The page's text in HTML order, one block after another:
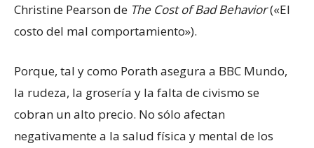
Christine Pearson de The Cost of Bad Behavior(«El
costo del mal comportamiento»).
Porque, tal y como Porath asegura a BBC Mundo,
la rudeza, la grosería y la falta de civismo se
cobran un alto precio. No sólo afectan
negativamente a la salud física y mental de los